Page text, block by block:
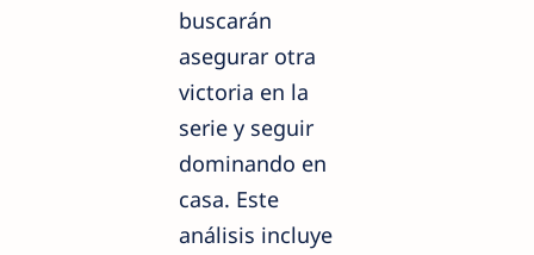
buscarán
asegurar otra
victoria en la
serie y seguir
dominando en
casa. Este
análisis incluye